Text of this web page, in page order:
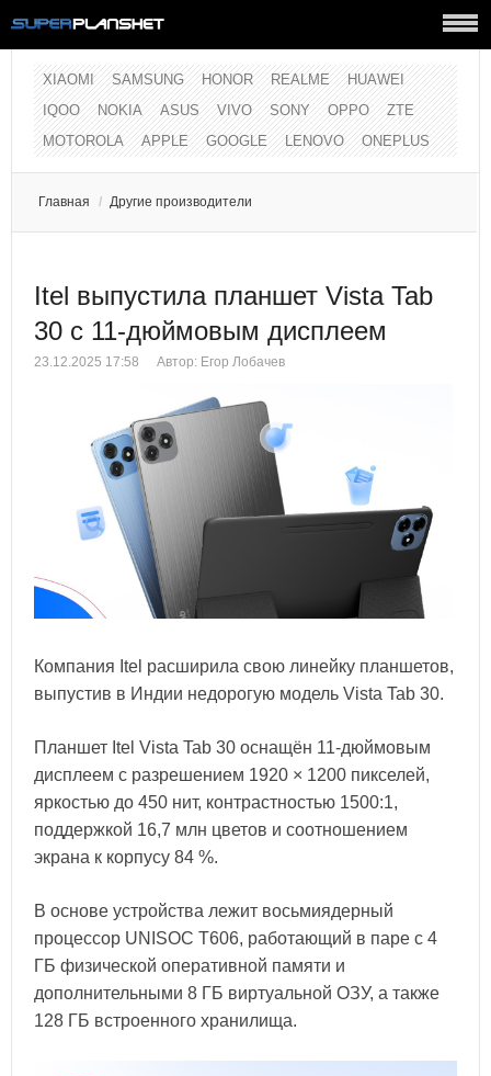
XIAOMI SAMSUNG HONOR REALME
HUAWEI
IQOO
NOKIA ASUS VIVO SONY OPPO
ZTE
MOTOROLA
APPLE GOOGLE LENOVO ONEPLUS
Главная / Другие производители
Itel выпустила планшет Vista Tab
30 с 11-дюймовым дисплеем
23.12.2025 17:58 Автор: Егор Лобачев
Компания Itel расширила свою линейку планшетов,
выпустив в Индии недорогую модель Vista Tab 30.
Планшет Itel Vista Tab 30 оснащён 11-дюймовым
дисплеем с разрешением 1920 × 1200 пикселей,
яркостью до 450 нит, контрастностью 1500:1,
поддержкой 16,7 млн цветов и соотношением
экрана к корпусу 84 %.
В основе устройства лежит восьмиядерный
процессор UNISOC T606, работающий в паре с 4
ГБ физической оперативной памяти и
дополнительными 8 ГБ виртуальной ОЗУ, а также
128 ГБ встроенного хранилища.